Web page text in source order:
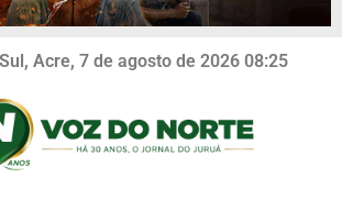
Acre, 7 de agosto de 2026 08:25